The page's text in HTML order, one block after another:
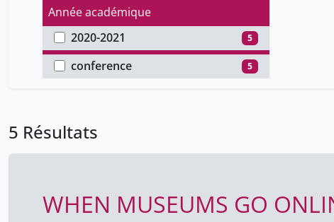
Année académique
2020-2021
5
Type de document
conference
5
5 Résultats
WHEN MUSEUMS GO